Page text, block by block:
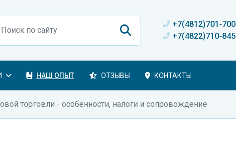
+7(4812)701-700
+7(4822)710-845
НАШ ОПЫТ ОТЗЫВЫ КОНТАКТЫ
торговли - особенности, налоги и сопровождение